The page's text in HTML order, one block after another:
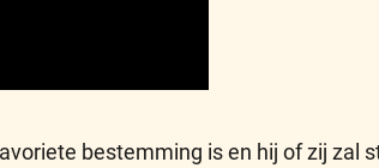
bestemming is en hij of zij zal